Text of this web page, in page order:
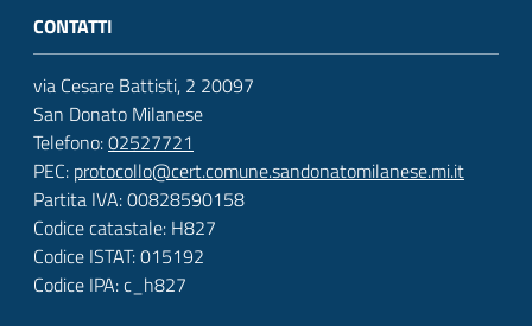
CONTATTI
via Cesare Battisti, 2 20097
San Donato Milanese
Telefono:02527721
PEC: protocollo@cert.comune.sandonatomilanese.mi.it
Partita IVA: 00828590158
Codice catastale: H827
Codice ISTAT: 015192
Codice IPA: c_h827